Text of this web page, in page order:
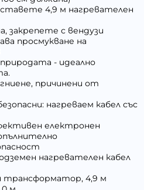
4,9 м нагревателен
закрепете с вендузи
просмукване на
- идеално
причинени от
нагреваем кабел със
електронен
нагревателен кабел
трансформатор, 4,9 м